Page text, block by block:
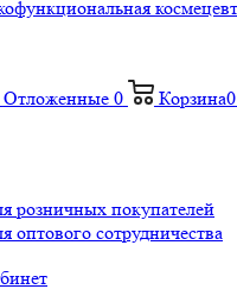
Отложенные 0 Корзина0
розничных покупателей
оптового сотрудничества